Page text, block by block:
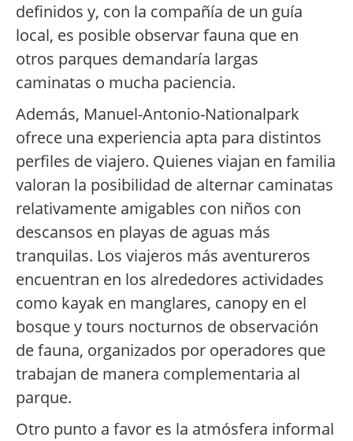
definidos y, con la compañía de un guía
local, es posible observar fauna que en
otros parques demandaría largas
caminatas o mucha paciencia.
Además, Manuel-Antonio-Nationalpark
ofrece una experiencia apta para distintos
perfiles de viajero. Quienes viajan en familia
valoran la posibilidad de alternar caminatas
relativamente amigables con niños con
descansos en playas de aguas más
tranquilas. Los viajeros más aventureros
encuentran en los alrededores actividades
como kayak en manglares, canopy en el
bosque y tours nocturnos de observación
de fauna, organizados por operadores que
trabajan de manera complementaria al
parque.
Otro punto a favor es la atmósfera informal